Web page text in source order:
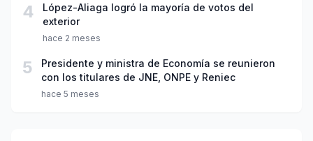
4
López-Aliaga logró la mayoría de votos del
exterior
hace 2 meses
5
Presidente y ministra de Economía se reunieron
con los titulares de JNE, ONPE y Reniec
hace 5 meses